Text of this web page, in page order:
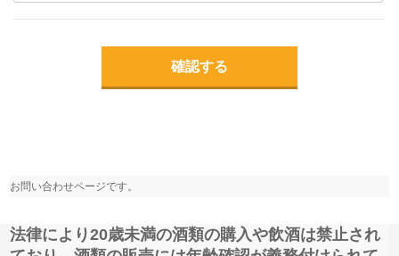
確認する
お問い合わせページです。
法律により20歳未満の酒類の購入や飲酒は禁止され